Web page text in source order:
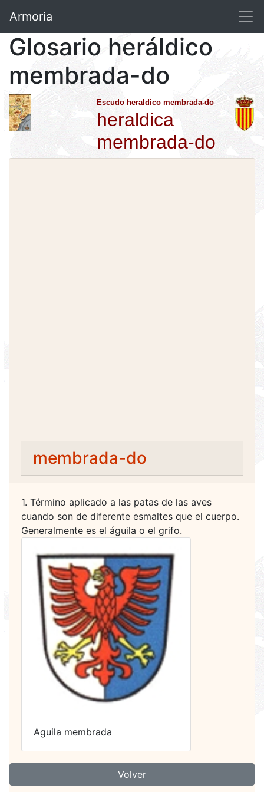
Armoria
Glosario heráldico
membrada-do
Escudo heraldico membrada-do
heraldica
membrada-do
membrada-do
1. Término aplicado a las patas de las aves
cuando son de diferente esmaltes que el cuerpo.
Generalmente es el águila o el grifo.
Aguila membrada
Volver